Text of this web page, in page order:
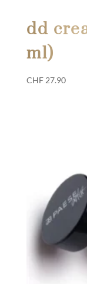
dd
ml)
CHF27.90